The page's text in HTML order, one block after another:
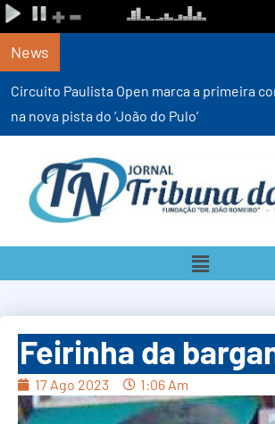
News
Circuito Paulista Open marca a primeira
na nova pista do ‘João do Pulo’
Feirinha da
17 Ago 2023 1:06 Am